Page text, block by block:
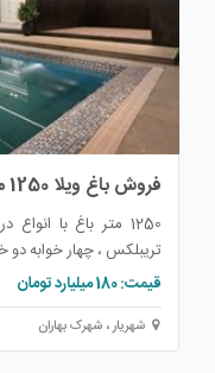
فروش باغ ویلا 1250 متری
تریبلکس ، چهار خوابه دو
عدد استخرشنا یکی
خانه پایان کار
قیمت: 180 میلیارد تومان
شهریار ، شهرک بهاران